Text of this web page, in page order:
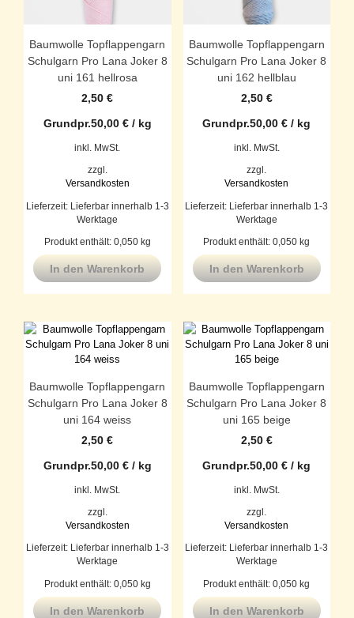
Baumwolle Topflappengarn
Schulgarn Pro Lana Joker 8
uni 161 hellrosa
2,50€
Grundpr.50,00 €/ kg
inkl. MwSt.
zzgl.
Versandkosten
Lieferzeit: Lieferbar innerhalb 1-3
Werktage
Produkt enthält: 0,050 kg
In den Warenkorb
Baumwolle Topflappengarn
Schulgarn Pro Lana Joker 8
uni 162 hellblau
2,50 €
Grundpr.50,00€ / kg
inkl. MwSt.
zzgl.
Versandkosten
Lieferzeit: Lieferbar innerhalb 1-3
Werktage
Produkt enthält: 0,050kg
In den Warenkorb
Baumwolle Topflappengarn
Schulgarn Pro Lana Joker 8
uni 164 weiss
2,50€
Grundpr.50,00 €/ kg
inkl. MwSt.
zzgl.
Versandkosten
Lieferzeit:
Lieferbar innerhalb 1-3
Werktage
Produkt enthält: 0,050 kg
In den Warenkorb
Baumwolle Topflappengarn
Schulgarn Pro Lana Joker 8
uni 165 beige
2,50 €
Grundpr.50,00€ / kg
inkl. MwSt.
zzgl.
Versandkosten
Lieferzeit:
Lieferbar innerhalb 1-3
Werktage
Produkt enthält: 0,050kg
In den Warenkorb